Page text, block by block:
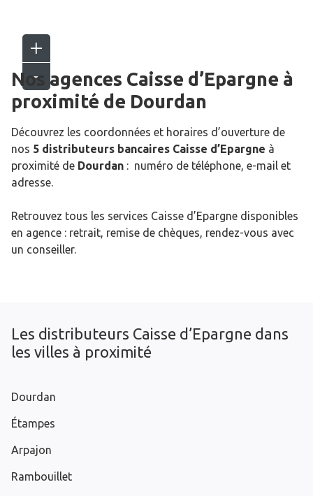
Nos agences Caisse d’Epargne à
proximité de Dourdan
Découvrez les coordonnées et horaires d’ouverture de
nos 5 distributeurs bancaires Caisse d’Epargne à
proximité de Dourdan : numéro de téléphone, e-mail et
adresse.
Retrouvez tous les services Caisse d’Epargne disponibles
en agence : retrait, remise de chèques, rendez-vous avec
un conseiller.
Les distributeurs Caisse d’Epargne dans
les villes à proximité
Dourdan
Étampes
Arpajon
Rambouillet